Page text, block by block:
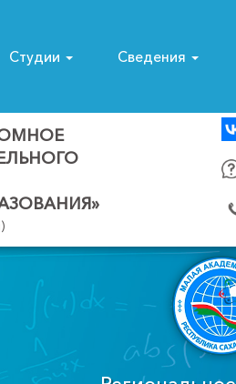
Студии Сведения